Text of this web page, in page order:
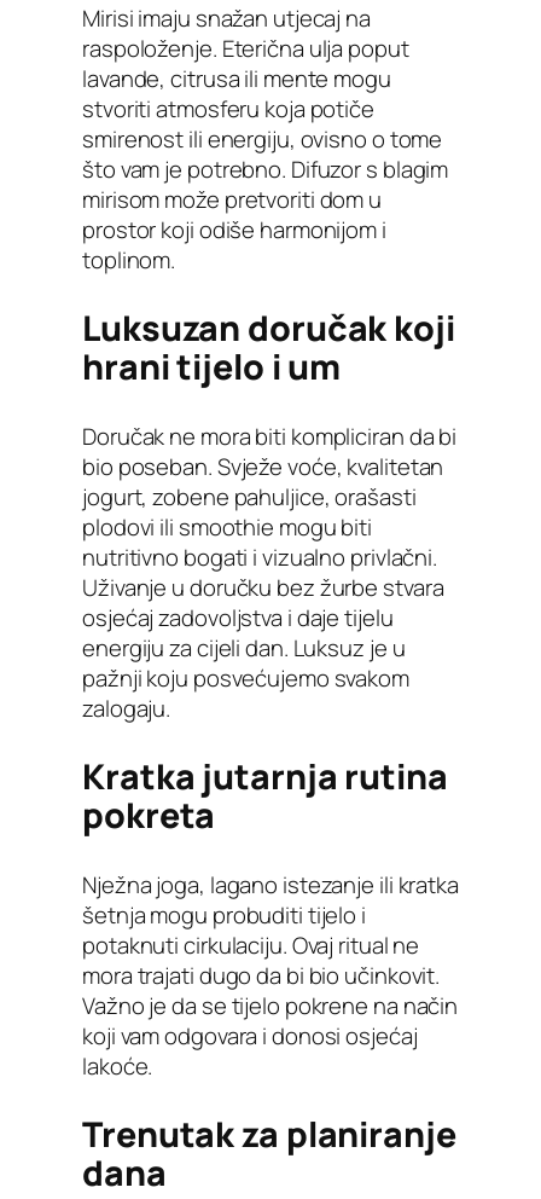
Mirisi imaju snažan utjecaj na
raspoloženje. Eterična ulja poput
lavande, citrusa ili mente mogu
stvoriti atmosferu koja potiče
smirenost ili energiju, ovisno o tome
što vam je potrebno. Difuzor s blagim
mirisom može pretvoriti dom u
prostor koji odiše harmonijom i
toplinom.
Luksuzan doručak koji
hrani tijelo i um
Doručak ne mora biti kompliciran da bi
bio poseban. Svježe voće, kvalitetan
jogurt, zobene pahuljice, orašasti
plodovi ili smoothie mogu biti
nutritivno bogati i vizualno privlačni.
Uživanje u doručku bez žurbe stvara
osjećaj zadovoljstva i daje tijelu
energiju za cijeli dan. Luksuz je u
pažnji koju posvećujemo svakom
zalogaju.
Kratka jutarnja rutina
pokreta
Nježna joga, lagano istezanje ili kratka
šetnja mogu probuditi tijelo i
potaknuti cirkulaciju. Ovaj ritual ne
mora trajati dugo da bi bio učinkovit.
Važno je da se tijelo pokrene na način
koji vam odgovara i donosi osjećaj
lakoće.
Trenutak za planiranje
dana